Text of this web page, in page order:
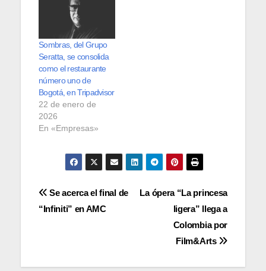
Sombras, del Grupo
Seratta, se consolida
como el restaurante
número uno de
Bogotá, en Tripadvisor
22 de enero de
2026
En «Empresas»
NavegaciónLa ópera “La princesa
ligera” llega a
Colombia por
Film&Arts
Se acerca el final de
“Infiniti” en AMC